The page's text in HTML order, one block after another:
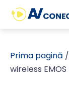
Prima pagină /
wireless